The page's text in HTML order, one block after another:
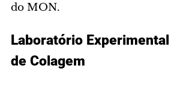
do MON.
Laboratório Experimental
de Colagem